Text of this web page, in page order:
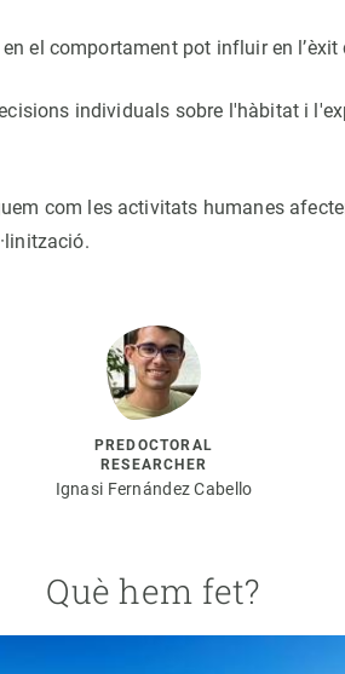
el comportament pot influir en
individuals sobre l'hàbitat i
com les activitats humanes
PREDOCTORAL
RESEARCHER
Ignasi Fernández Cabello
Què hem fet?